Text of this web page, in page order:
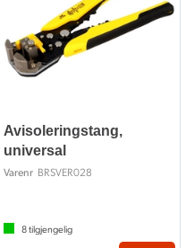
Avisoleringstang,
universal
Varenr BRSVER028
8tilgjengelig